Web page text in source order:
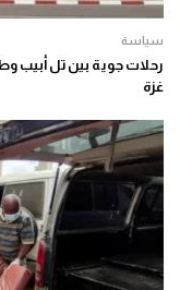
سياسة
رحلات جوية بين تل أبيب
غزة